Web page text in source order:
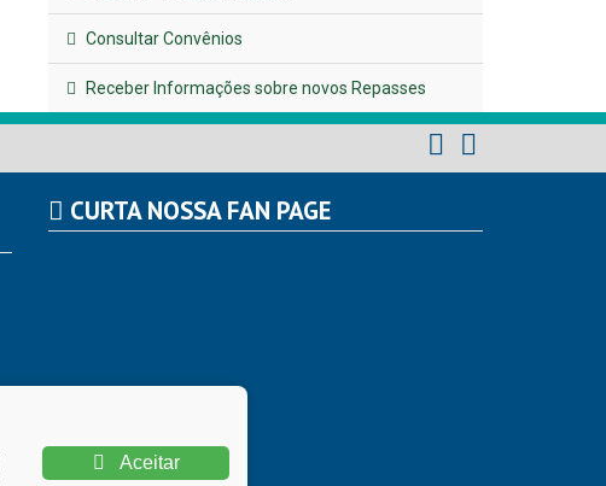
Consultar Convênios
Receber Informações sobre novos Repasses
CURTA NOSSA FAN PAGE
Aceitar